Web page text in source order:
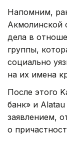
Напомним,
Акмолинской
дела в
группы,
социально
на их имена
После этого
банк» и
заявлением,
о